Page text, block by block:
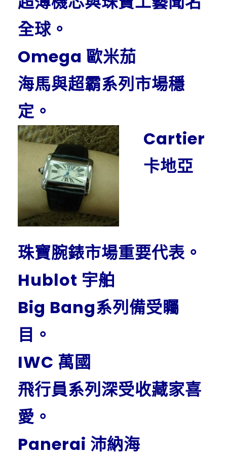
全球。
Omega 歐米茄
海馬與超霸系列市場穩
定。
Cartier
卡地亞
珠寶腕錶市場重要代表。
Hublot 宇舶
Big Bang系列備受矚
目。
IWC 萬國
飛行員系列深受收藏家喜
愛。
Panerai 沛納海